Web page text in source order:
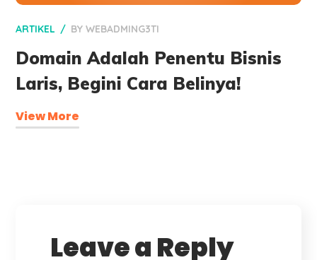
ARTIKEL BYWEBADMING3TI
Domain Adalah Penentu Bisnis
Laris, Begini Cara Belinya!
View More
Leave a Reply